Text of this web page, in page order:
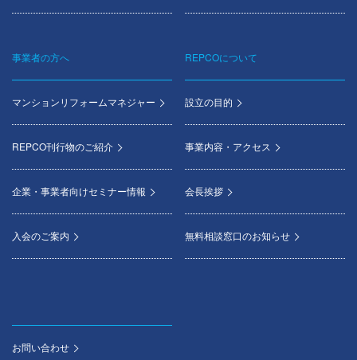
事業者の方へ
マンションリフォームマネジャー
REPCO刊行物のご紹介
企業・事業者向けセミナー情報
入会のご案内
REPCOについて
設立の目的
事業内容・アクセス
会長挨拶
無料相談窓口のお知らせ
お問い合わせ